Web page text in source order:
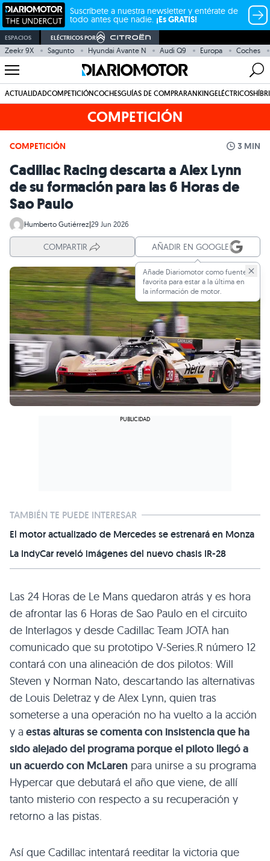
Suscríbete a nuestra newsletter y entérate de
todo antes que nadie. ¡Es GRATIS!
ESPACIOS ELÉCTRICOS POR
Zeekr 9X Sagunto Hyundai Avante N Audi Q9 Europa Coches
ACTUALIDADCOMPETICIÓNCOCHESGUÍAS DE COMPRARANKINGELÉCTRICOS
COMPETICIÓN
COMPETICIÓN 3 MIN
Cadillac Racing descarta a Alex Lynn
de su formación para las 6 Horas de
Sao Paulo
Humberto Gutiérrez|29 Jun 2026
COMPARTIR AÑADIR EN GOOGLE
Añade Diariomotor como fuente
favorita para estar a la última en
la información de motor.
TAMBIÉN TE PUEDE INTERESAR
El motor actualizado de Mercedes se estrenará en Monza
La IndyCar reveló imágenes del nuevo chasis IR-28
Las 24 Horas de Le Mans quedaron atrás y es hora
de afrontar las 6 Horas de Sao Paulo en el circuito
de Interlagos y desde Cadillac Team JOTA han
comunicado que su prototipo V-Series.R número 12
contará con una alineación de dos pilotos: Will
Steven y Norman Nato, descartando las alternativas
de Louis Deletraz y de Alex Lynn, quien tras
someterse a una operación no ha vuelto a la acción
y a estas alturas se comenta con insistencia que ha
sido alejado del programa porque el piloto llegó a
un acuerdo con McLaren para unirse a su programa
Hypercar que debutará el año que viene, de allí
tanto misterio con respecto a su recuperación y
retorno a las pistas.
Así que Cadillac intentará reeditar la victoria que